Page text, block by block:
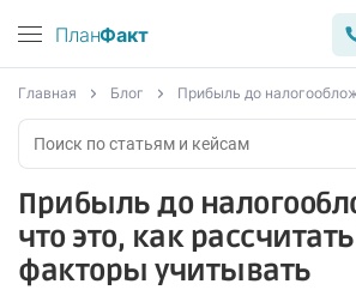
ПланФакт
Главная Блог Прибыль до
Прибыль до
что это, как
факторы учитывать